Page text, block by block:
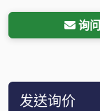
询问
发送询价